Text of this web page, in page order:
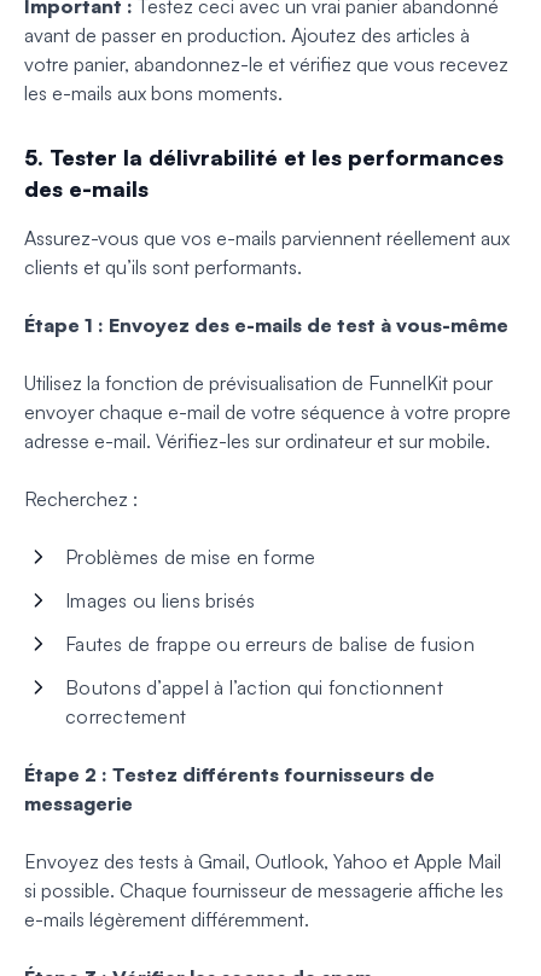
Important : Testez ceci avec un vrai panier abandonné
avant de passer en production. Ajoutez des articles à
votre panier, abandonnez-le et vérifiez que vous recevez
les e-mails aux bons moments.
5. Tester la délivrabilité et les performances
des e-mails
Assurez-vous que vos e-mails parviennent réellement aux
clients et qu’ils sont performants.
Étape 1 : Envoyez des e-mails de test à vous-même
Utilisez la fonction de prévisualisation de FunnelKit pour
envoyer chaque e-mail de votre séquence à votre propre
adresse e-mail. Vérifiez-les sur ordinateur et sur mobile.
Recherchez :
Problèmes de mise en forme
Images ou liens brisés
Fautes de frappe ou erreurs de balise de fusion
Boutons d’appel à l’action qui fonctionnent
correctement
Étape 2 : Testez différents fournisseurs de
messagerie
Envoyez des tests à Gmail, Outlook, Yahoo et Apple Mail
si possible. Chaque fournisseur de messagerie affiche les
e-mails légèrement différemment.